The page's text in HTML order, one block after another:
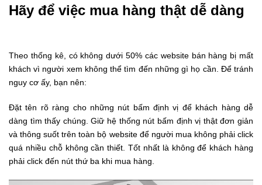
Hãy để việc mua hàng thật dễ dàng
Theo thống kê, có không dưới 50% các website bán hàng bị mất
khách vì người xem không thể tìm đến những gì họ cần. Để tránh
nguy cơ ấy, bạn nên:
Đặt tên rõ ràng cho những nút bấm định vị để khách hàng dễ
dàng tìm thấy chúng. Giữ hệ thống nút bấm định vị thật đơn giản
và thông suốt trên toàn bộ website để người mua không phải click
quá nhiều chỗ không cần thiết. Tốt nhất là không để khách hàng
phải click đến nút thứ ba khi mua hàng.